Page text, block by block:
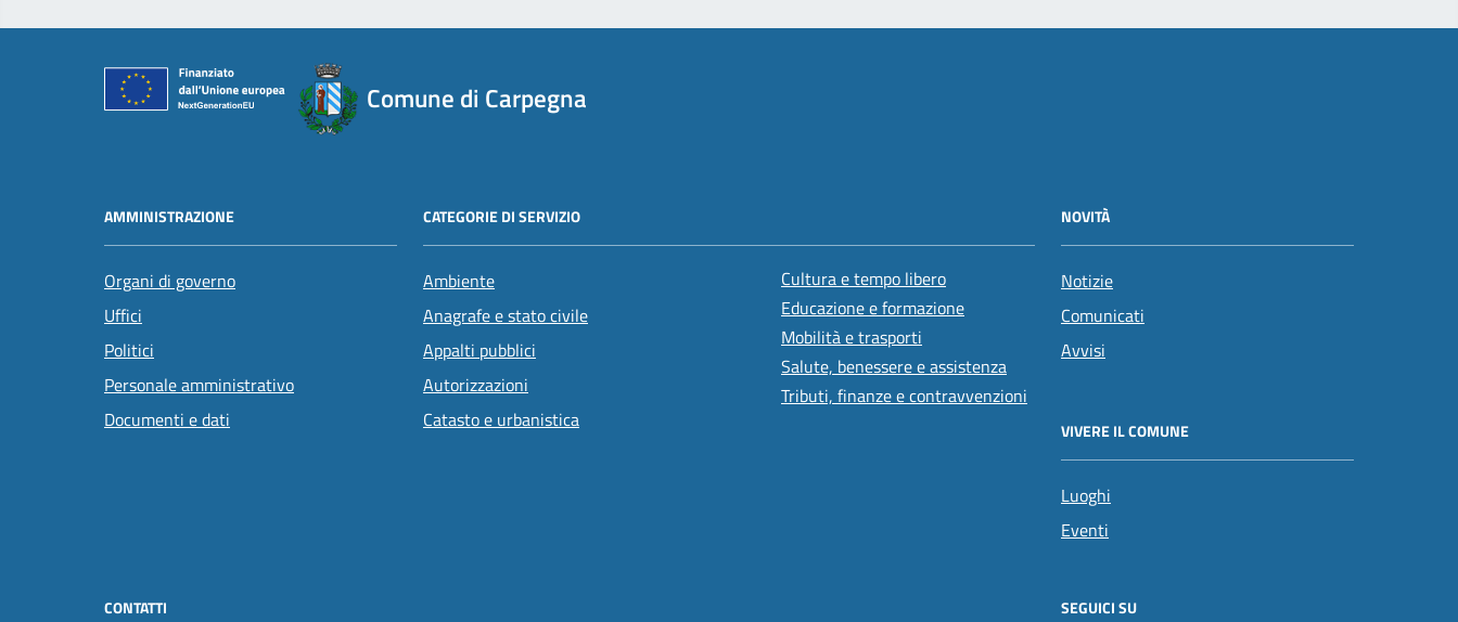
Comune di Carpegna
AMMINISTRAZIONE
Organi di governo
Uffici
Politici
Personale amministrativo
Documenti e dati
CATEGORIE DI SERVIZIO
Ambiente
Anagrafe e stato civile
Appalti pubblici
Autorizzazioni
Catasto e urbanistica
Cultura e tempo libero
Educazione e formazione
Mobilità e trasporti
Salute, benessere e assistenza
Tributi, finanze e contravvenzioni
NOVITÀ
Notizie
Comunicati
Avvisi
VIVERE IL COMUNE
Luoghi
Eventi
CONTATTI SEGUICI SU